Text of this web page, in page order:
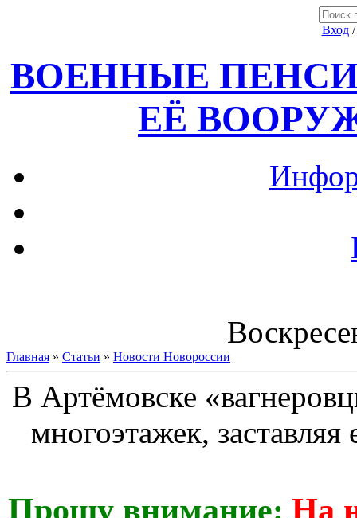
Вход
ВОЕННЫЕ
ЕЁ
Главная » Статьи » Новости Новороссии
В Артёмовске
многоэтажек,
Прошу внимание: На